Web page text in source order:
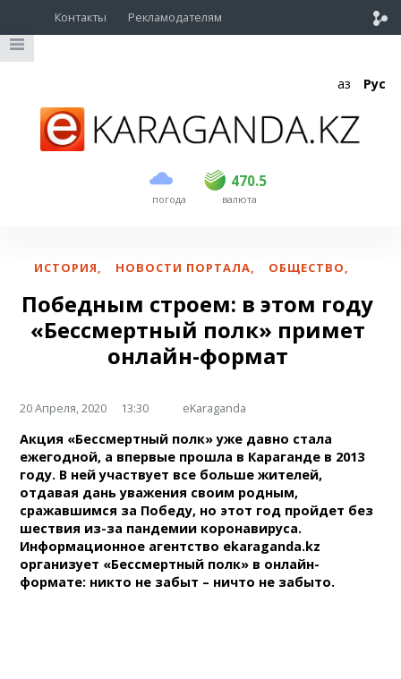
Контакты Рекламодателям
Қаз Рус
погода
470.5
USD 469 470.5
EUR валюта
ИСТОРИЯ, НОВОСТИ ПОРТАЛА, ОБЩЕСТВО,
Победным строем: в этом году
«Бессмертный полк» примет
онлайн-формат
20 Апреля, 2020 13:30 eKaraganda
Акция «Бессмертный полк» уже давно стала
ежегодной, а впервые прошла в Караганде в 2013
году. В ней участвует все больше жителей,
отдавая дань уважения своим родным,
сражавшимся за Победу, но этот год пройдет без
шествия из-за пандемии коронавируса.
Информационное агентство ekaraganda.kz
организует «Бессмертный полк» в онлайн-
формате: никто не забыт – ничто не забыто.